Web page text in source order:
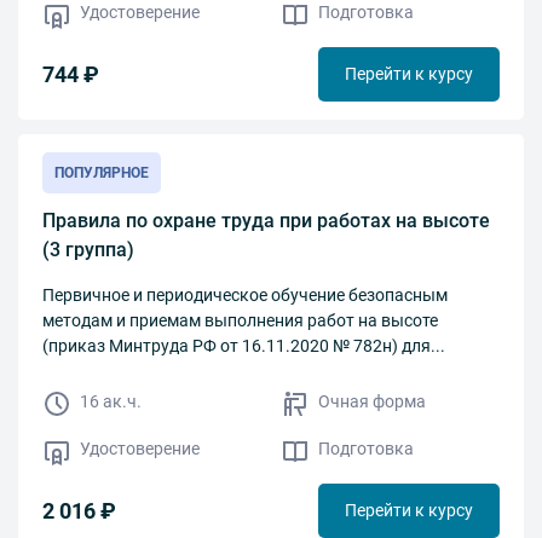
744 ₽ Перейти к курсу
Удостоверение Подготовка
Правила по охране труда при работах на высоте
(3 группа)
Первичное и периодическое обучение безопасным
методам и приемам выполнения работ на высоте
(приказ Минтруда РФ от 16.11.2020 № 782н) для...
ПОПУЛЯРНОЕ
2 016 ₽ Перейти к курсу
16 ак.ч. Очная форма
Удостоверение Подготовка